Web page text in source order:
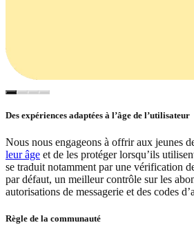
Des expériences adaptées à l’âge de l’utilisateur
Nous nous engageons à offrir aux jeunes
leur âge et de les protéger lorsqu’ils
se traduit notamment par une vérification
par défaut, un meilleur contrôle sur les
autorisations de messagerie et des codes
Règle de la communauté